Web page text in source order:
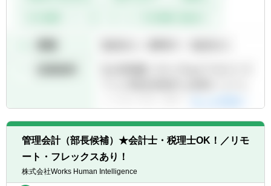
管理会計（部長候補）★会計士・税理士OK！／リモ
ート・フレックスあり！
株式会社Works Human Intelligence